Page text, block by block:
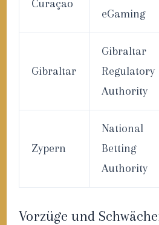
Curaçao
eGaming
Gibraltar
Gibraltar
Regulatory
Authority
Zypern
National
Betting
Authority
Vorzüge und